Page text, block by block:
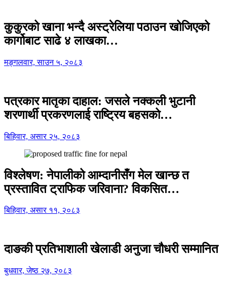
कुकुरको खाना भन्दै अस्ट्रेलिया पठाउन खोजिएको
कार्गोबाट साढे ४ लाखका…
मङ्गलवार, साउन ५, २०८३
पत्रकार मातृका दाहाल: जसले नक्कली भुटानी
शरणार्थी प्रकरणलाई राष्ट्रिय बहसको…
बिहिवार, असार २५, २०८३
विश्लेषण: नेपालीको आम्दानीसँग मेल खान्छ त
प्रस्तावित ट्राफिक जरिवाना? विकसित…
बिहिवार, असार ११, २०८३
दाङकी प्रतिभाशाली खेलाडी अनुजा चौधरी सम्मानित
बुधवार, जेष्ठ २७, २०८३